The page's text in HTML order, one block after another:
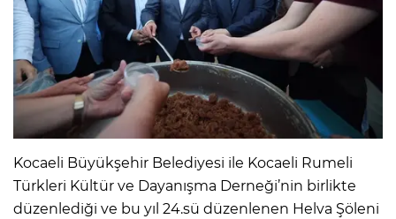
Kocaeli Büyükşehir Belediyesi ile Kocaeli Rumeli
Türkleri Kültür ve Dayanışma Derneği’nin birlikte
düzenlediği ve bu yıl 24.sü düzenlenen Helva Şöleni